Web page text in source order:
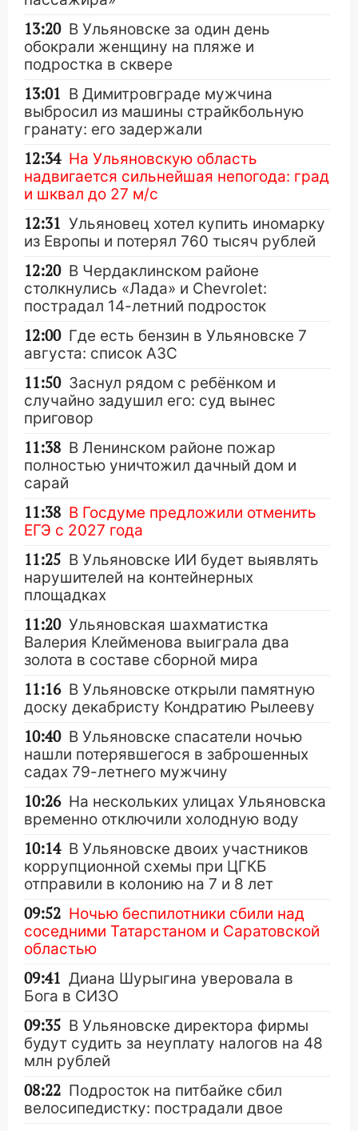
13:20 В Ульяновске за один день
обокрали женщину на пляже и
подростка в сквере
13:01 В Димитровграде мужчина
выбросил из машины страйкбольную
гранату: его задержали
12:34 На Ульяновскую область
надвигается сильнейшая непогода: град
и шквал до 27 м/с
12:31 Ульяновец хотел купить иномарку
из Европы и потерял 760 тысяч рублей
12:20 В Чердаклинском районе
столкнулись «Лада» и Chevrolet:
пострадал 14-летний подросток
12:00 Где есть бензин в Ульяновске 7
августа: список АЗС
11:50 Заснул рядом с ребёнком и
случайно задушил его: суд вынес
приговор
11:38 В Ленинском районе пожар
полностью уничтожил дачный дом и
сарай
11:38 В Госдуме предложили отменить
ЕГЭ с 2027 года
11:25 В Ульяновске ИИ будет выявлять
нарушителей на контейнерных
площадках
11:20 Ульяновская шахматистка
Валерия Клейменова выиграла два
золота в составе сборной мира
11:16 В Ульяновске открыли памятную
доску декабристу Кондратию Рылееву
10:40 В Ульяновске спасатели ночью
нашли потерявшегося в заброшенных
садах 79-летнего мужчину
10:26 На нескольких улицах Ульяновска
временно отключили холодную воду
10:14 В Ульяновске двоих участников
коррупционной схемы при ЦГКБ
отправили в колонию на 7 и 8 лет
09:52 Ночью беспилотники сбили над
соседними Татарстаном и Саратовской
областью
09:41 Диана Шурыгина уверовала в
Бога в СИЗО
09:35 В Ульяновске директора фирмы
будут судить за неуплату налогов на 48
млн рублей
08:22 Подросток на питбайке сбил
велосипедистку: пострадали двое